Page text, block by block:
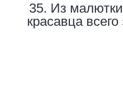
35. Из малютки
красавца